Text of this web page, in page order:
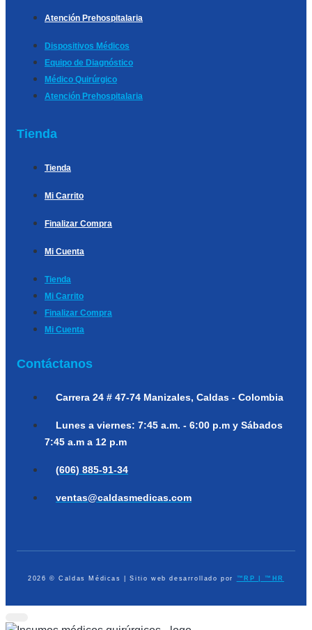
Atención Prehospitalaria
Dispositivos Médicos
Equipo de Diagnóstico
Médico Quirúrgico
Atención Prehospitalaria
Tienda
Tienda
Mi Carrito
Finalizar Compra
Mi Cuenta
Tienda
Mi Carrito
Finalizar Compra
Mi Cuenta
Contáctanos
Carrera 24 # 47-74 Manizales, Caldas - Colombia
Lunes a viernes: 7:45 a.m. - 6:00 p.m y Sábados
7:45 a.m a 12 p.m
(606) 885-91-34
ventas@caldasmedicas.com
2026 © Caldas Médicas | Sitio web desarrollado por ™RP | ™HR